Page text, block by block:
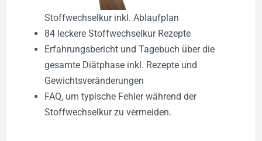
Stoffwechselkur inkl. Ablaufplan
84 leckere Stoffwechselkur Rezepte
Erfahrungsbericht und Tagebuch über die
gesamte Diätphase inkl. Rezepte und
Gewichtsveränderungen
FAQ, um typische Fehler während der
Stoffwechselkur zu vermeiden.